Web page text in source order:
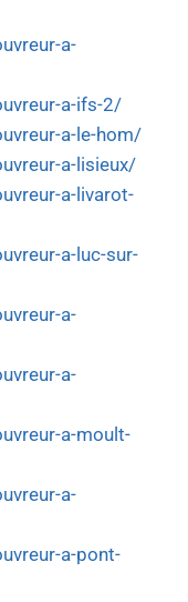
a-
a-ifs-2/
a-le-hom/
a-lisieux/
a-livarot-
a-luc-sur-
a-
a-
a-moult-
a-
a-pont-